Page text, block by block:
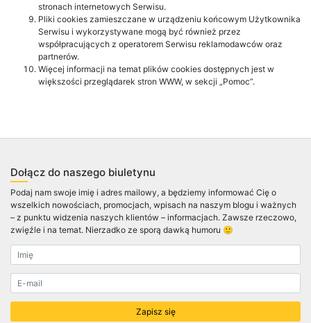
stronach internetowych Serwisu.
Pliki cookies zamieszczane w urządzeniu końcowym Użytkownika
Serwisu i wykorzystywane mogą być również przez
współpracujących z operatorem Serwisu reklamodawców oraz
partnerów.
Więcej informacji na temat plików cookies dostępnych jest w
większości przeglądarek stron WWW, w sekcji „Pomoc”.
Dołącz do naszego biuletynu
Podaj nam swoje imię i adres mailowy, a będziemy informować Cię o
wszelkich nowościach, promocjach, wpisach na naszym blogu i ważnych
– z punktu widzenia naszych klientów – informacjach. Zawsze rzeczowo,
zwięźle i na temat. Nierzadko ze sporą dawką humoru 🙂